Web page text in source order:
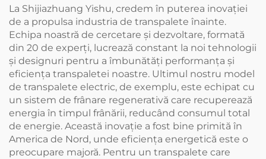
La Shijiazhuang Yishu, credem în puterea inovației
de a propulsa industria de transpalete înainte.
Echipa noastră de cercetare și dezvoltare, formată
din 20 de experți, lucrează constant la noi tehnologii
și designuri pentru a îmbunătăți performanța și
eficiența transpaletei noastre. Ultimul nostru model
de transpalete electric, de exemplu, este echipat cu
un sistem de frânare regenerativă care recuperează
energia în timpul frânării, reducând consumul total
de energie. Această inovație a fost bine primită în
America de Nord, unde eficiența energetică este o
preocupare majoră. Pentru un transpalete care